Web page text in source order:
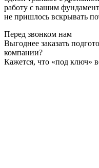
работу с вашим
не пришлось вскрывать
Перед звонком нам
Выгоднее заказать
компании?
Кажется, что «под ключ»